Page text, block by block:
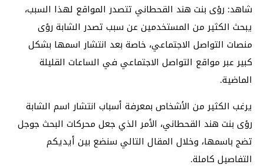
شاهد: رؤى بنت هند القحطاني تتصدر المواقع لهذا السبب،
يبحث الكثير من المستخدمين عن سبب تصدر الشابة رؤى
منصات التواصل الاجتماعي، خاصة بعد انتشار اسمها بشكل
كبير عبر مواقع التواصل الاجتماعي في الساعات القليلة
الماضية.
يرغب الكثير من الأشخاص بمعرفة أسباب انتشار اسم الشابة
رؤى بنت هند القحطاني، الأمر الذي جعل محركات البحث جوجل
تضج باسمها، وخلال المقال التالي سنضع بين أيديكم
التفاصيل كاملة.